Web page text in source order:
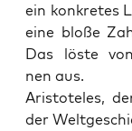
ein kon­kre­tes
eine blo­ße
Das lös­te
nen aus.
Aris­to­te­les,
der